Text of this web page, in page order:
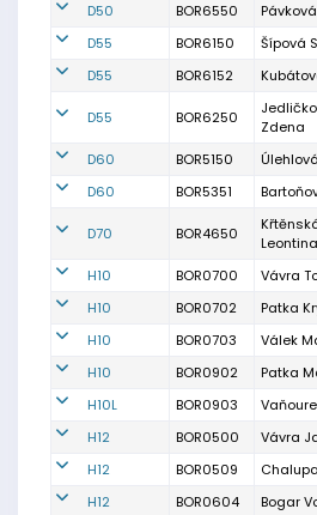
D50 BOR6550
D55
BOR6150 Šípová
D55
BOR6152
D55 BOR6250
Zdena
D60 BOR5150
D60
BOR5351
D70 BOR4650
Leontina
H10 BOR0700 Vávra
H10
BOR0702 Patka
H10
BOR0703 Válek
H10
BOR0902 Patka
H10L
BOR0903
H12
BOR0500 Vávra
H12
BOR0509
H12
BOR0604 Bogar